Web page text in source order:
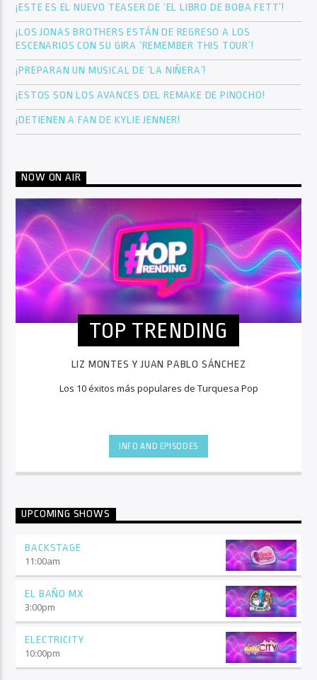
¡ESTE ES EL NUEVO TEASER DE ‘EL LIBRO DE BOBA FETT’!
¡LOS JONAS BROTHERS ESTÁN DE REGRESO A LOS
ESCENARIOS CON SU GIRA ‘REMEMBER THIS TOUR’!
¡PREPARAN UN MUSICAL DE ‘LA NIÑERA’!
¡ESTOS SON LOS AVANCES DEL REMAKE DE PINOCHO!
¡DETIENEN A FAN DE KYLIE JENNER!
NOW ON AIR
TOP TRENDING
LIZ MONTES Y JUAN PABLO SÁNCHEZ
Los 10 éxitos más populares de Turquesa Pop
INFO AND EPISODES
UPCOMING SHOWS
BACKSTAGE
11:00am
EL BAÑO MX
3:00pm
ELECTRICITY
10:00pm